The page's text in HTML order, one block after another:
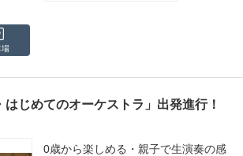
場
じめてのオーケストラ」出発進行！
0歳から楽しめる・親子で生演奏の感